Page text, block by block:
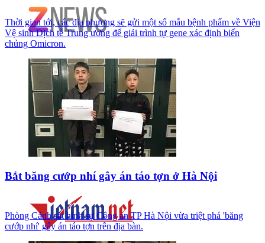
Thời gian tới, các địa phương sẽ gửi một số mẫu bệnh phẩm về Viện
Vệ sinh Dịch tễ Trung ương để giải trình tự gene xác định biến
chủng Omicron.
Bắt băng cướp nhí gây án táo tợn ở Hà Nội
Phòng Cảnh sát hình sự Công an TP Hà Nội vừa triệt phá 'băng
cướp nhí' gây án táo tợn trên địa bàn.